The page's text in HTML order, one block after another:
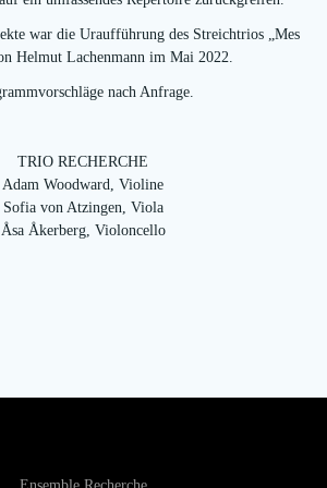
war die Uraufführung des Streichtrios „Mes
Helmut Lachenmann im Mai 2022.
nach Anfrage.
TRIO RECHERCHE
Adam Woodward, Violine
Sofia von Atzingen, Viola
Åsa Åkerberg, Violoncello